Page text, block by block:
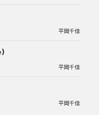
平岡千佳
平岡千佳
平岡千佳